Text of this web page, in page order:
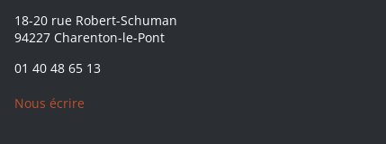
18-20 rue Robert-Schuman
94227 Charenton-le-Pont
01 40 48 65 13
Nous écrire